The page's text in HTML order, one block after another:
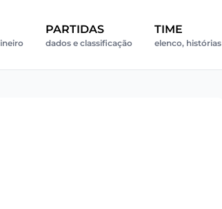
PARTIDAS
dados e classificação
TIME
elenco, histórias